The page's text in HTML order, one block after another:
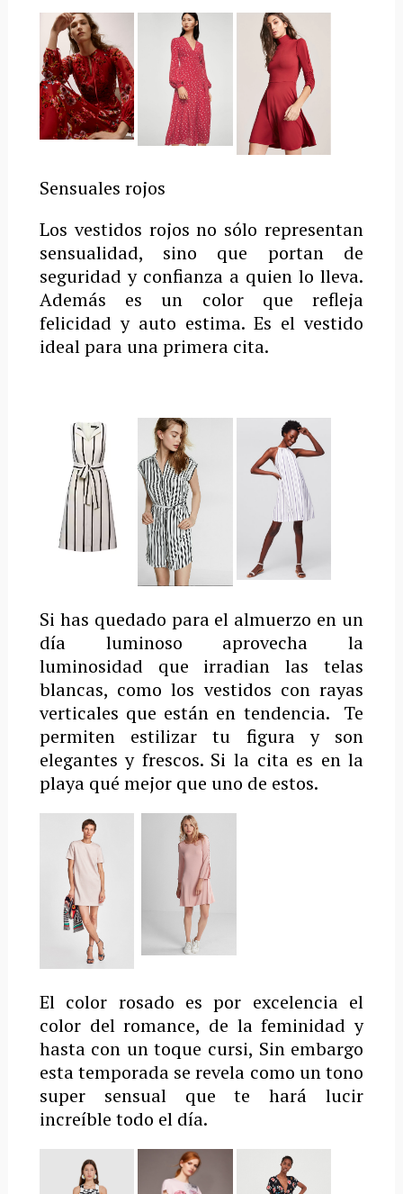
Sensuales rojos
Los vestidos rojos no sólo representan
sensualidad, sino que portan de
seguridad y confianza a quien lo lleva.
Además es un color que refleja
felicidad y auto estima. Es el vestido
ideal para una primera cita.
Si has quedado para el almuerzo en un
día luminoso aprovecha la
luminosidad que irradian las telas
blancas, como los vestidos con rayas
verticales que están en tendencia. Te
permiten estilizar tu figura y son
elegantes y frescos. Si la cita es en la
playa qué mejor que uno de estos.
El color rosado es por excelencia el
color del romance, de la feminidad y
hasta con un toque cursi, Sin embargo
esta temporada se revela como un tono
super sensual que te hará lucir
increíble todo el día.